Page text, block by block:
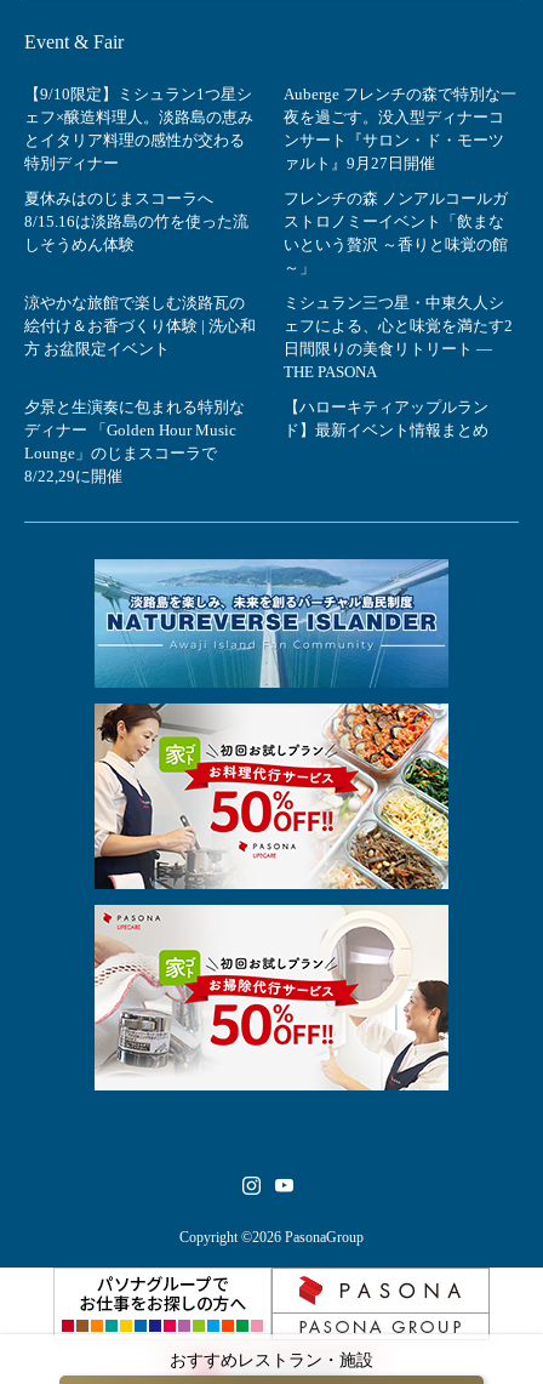
Event & Fair
【9/10限定】ミシュラン1つ星シ
ェフ×醸造料理人。淡路島の恵み
とイタリア料理の感性が交わる
特別ディナー
Auberge フレンチの森で特別な一
夜を過ごす。没入型ディナーコ
ンサート『サロン・ド・モーツ
ァルト』9月27日開催
夏休みはのじまスコーラへ
8/15.16は淡路島の竹を使った流
しそうめん体験
フレンチの森 ノンアルコールガ
ストロノミーイベント「飲まな
いという贅沢 ～香りと味覚の館
～」
涼やかな旅館で楽しむ淡路瓦の
絵付け＆お香づくり体験 | 洗心和
方 お盆限定イベント
ミシュラン三つ星・中東久人シ
ェフによる、心と味覚を満たす2
日間限りの美食リトリート ―
THE PASONA
夕景と生演奏に包まれる特別な
ディナー 「Golden Hour Music
Lounge」のじまスコーラで
8/22,29に開催
【ハローキティアップルラン
ド】最新イベント情報まとめ
Copyright ©2026 PasonaGroup
おすすめレストラン・施設